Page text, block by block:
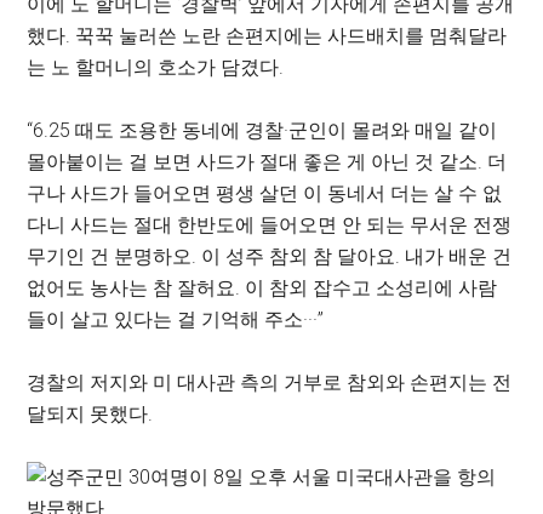
했다. 꾹꾹 눌러쓴 노란 손편지에는 사드배치를 멈춰달라
는 노 할머니의 호소가 담겼다.
“6.25 때도 조용한 동네에 경찰·군인이 몰려와 매일 같이
몰아붙이는 걸 보면 사드가 절대 좋은 게 아닌 것 같소. 더
구나 사드가 들어오면 평생 살던 이 동네서 더는 살 수 없
다니 사드는 절대 한반도에 들어오면 안 되는 무서운 전쟁
무기인 건 분명하오. 이 성주 참외 참 달아요. 내가 배운 건
없어도 농사는 참 잘허요. 이 참외 잡수고 소성리에 사람
들이 살고 있다는 걸 기억해 주소···”
경찰의 저지와 미 대사관 측의 거부로 참외와 손편지는 전
달되지 못했다.